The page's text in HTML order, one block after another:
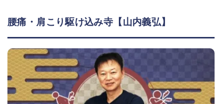
腰痛・肩こり駆け込み寺【山内義弘】